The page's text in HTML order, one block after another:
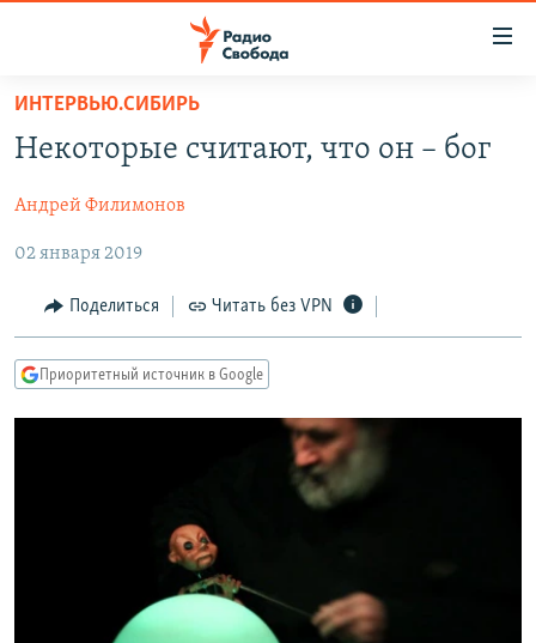
упрощенного
доступа
содержанию
Вернутся
главной
навигации
Вернутся
ПОДКАСТЫ
АВТОРСКИЕ ПРОЕКТЫ
ЦИТАТЫ СВОБОДЫ
МНЕНИЯ
КУЛЬТУРА
IDEL.РЕАЛИИ
РАСПИСАНИЕ ВЕЩАНИЯ
ПОДПИШИТЕСЬ НА РАССЫЛКУ
ИНТЕРВЬЮ.СИБИРЬ
Некоторые считают, что он – бог
Андрей Филимонов
02 января 2019
Поделиться Читать без VPN
Приоритетный источник в Google